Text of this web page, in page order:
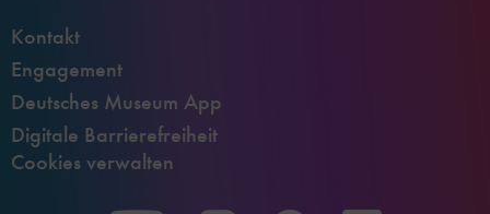
Kontakt
Engagement
Deutsches Museum App
Digitale Barrierefreiheit
Cookies verwalten